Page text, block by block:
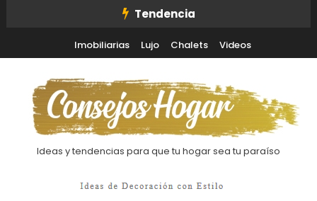
Tendencia
Imobiliarias Lujo Chalets Videos
Ideas y tendencias para que tu hogar sea tu paraíso